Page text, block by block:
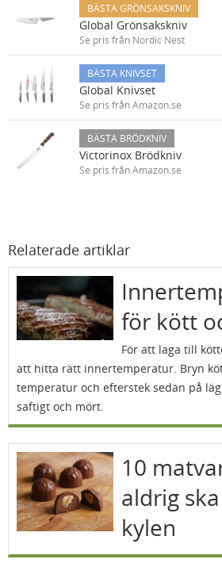
BÄSTA GRÖNSAKSKNIV
Global Grönsakskniv
Se pris från Nordic Nest
BÄSTA KNIVSET
Global Knivset
Se pris från Amazon.se
BÄSTA BRÖDKNIV
Victorinox Brödkniv
Se pris från Amazon.se
Relaterade artiklar
för kött
För att laga till
att hitta rätt innertemperatur. Bryn
temperatur och efterstek sedan på
saftigt och mört.
10
aldrig
kylen